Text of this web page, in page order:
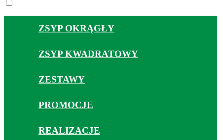
ZSYP OKRĄGŁY
ZSYP KWADRATOWY
ZESTAWY
PROMOCJE
REALIZACJE